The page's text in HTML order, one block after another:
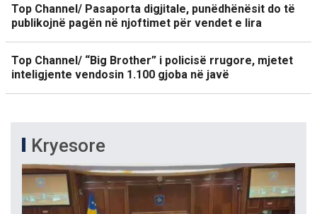
Top Channel/ Pasaporta digjitale, punëdhënësit do të
publikojnë pagën në njoftimet për vendet e lira
Top Channel/ “Big Brother” i policisë rrugore, mjetet
inteligjente vendosin 1.100 gjoba në javë
Kryesore